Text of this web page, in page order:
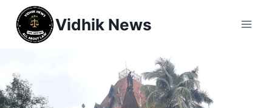
Vidhik News